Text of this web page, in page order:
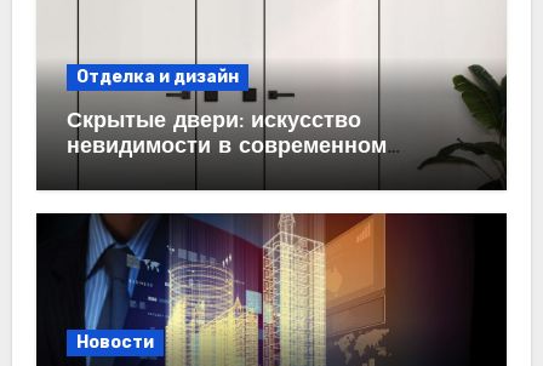
Отделка и дизайн
Скрытые двери: искусство
невидимости в современном
Новости